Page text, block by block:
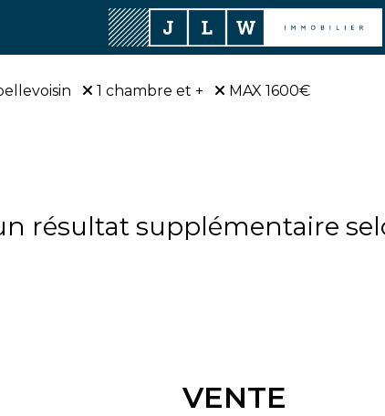
1 chambre et + MAX 1600€
résultat supplémentaire
VENTE